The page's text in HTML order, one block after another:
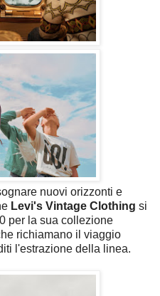
nuovi orizzonti e
Levi's Vintage Clothing si
per la sua collezione
richiamano il viaggio
l'estrazione della linea.